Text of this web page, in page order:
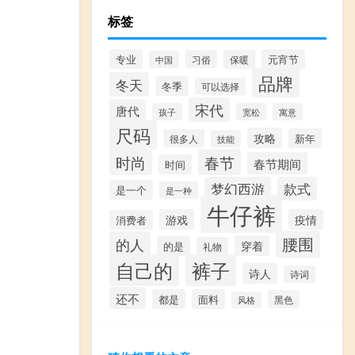
标签
专业 中国 习俗 保暖 元宵节
冬天 冬季 可以选择 品牌
唐代 孩子 宋代 宽松 寓意
尺码 很多人 技能 攻略 新年
时尚 时间 春节 春节期间
是一个 是一种 梦幻西游 款式
消费者 游戏 牛仔裤 疫情
的人 的是 礼物 穿着 腰围
自己的 裤子 诗人 诗词
还不 都是 面料 风格 黑色